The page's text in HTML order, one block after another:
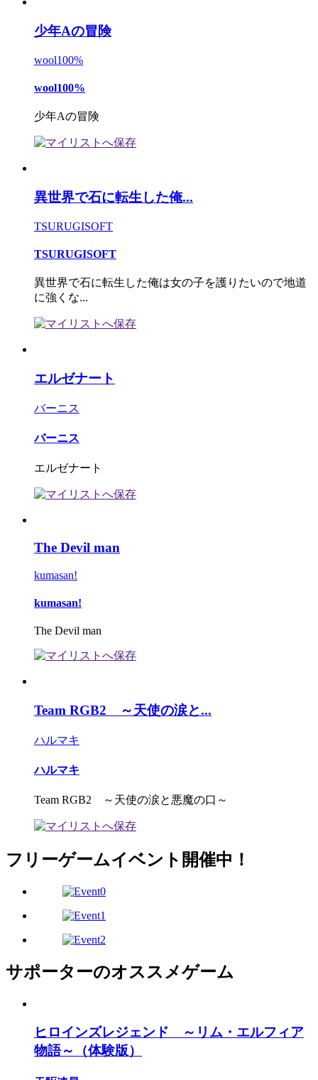
少年Aの冒険
wool100%
wool100%
少年Aの冒険
異世界で石に転生した俺...
TSURUGISOFT
TSURUGISOFT
異世界で石に転生した俺は女の子を護りたいので地道
に強くな...
エルゼナート
バーニス
バーニス
エルゼナート
The Devil man
kumasan!
kumasan!
The Devil man
Team RGB2 ～天使の涙と...
ハルマキ
ハルマキ
Team RGB2 ～天使の涙と悪魔の口～
フリーゲームイベント開催中！
サポーターのオススメゲーム
ヒロインズレジェンド ～リム・エルフィア
物語～（体験版）